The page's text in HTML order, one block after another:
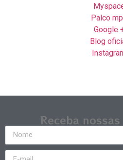
Palco
Google
Blog
Receba